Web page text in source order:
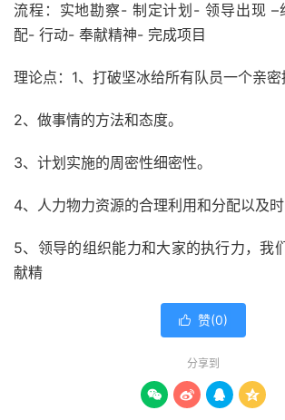
流程：实地勘察- 制定计划- 领导出现 –
配- 行动- 奉献精神- 完成项目
理论点：1、打破坚冰给所有队员一个亲密
2、做事情的方法和态度。
3、计划实施的周密性细密性。
4、人力物力资源的合理利用和分配以及时
5、领导的组织能力和大家的执行力，我
献精
 赞(0)
分享到
   